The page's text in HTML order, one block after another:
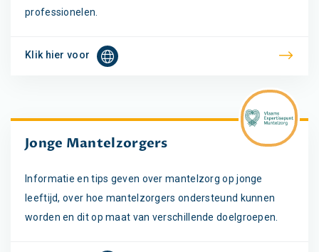
professionelen.
Klik hier voor
Jonge Mantelzorgers
Informatie en tips geven over mantelzorg op jonge
leeftijd, over hoe mantelzorgers ondersteund kunnen
worden en dit op maat van verschillende doelgroepen.